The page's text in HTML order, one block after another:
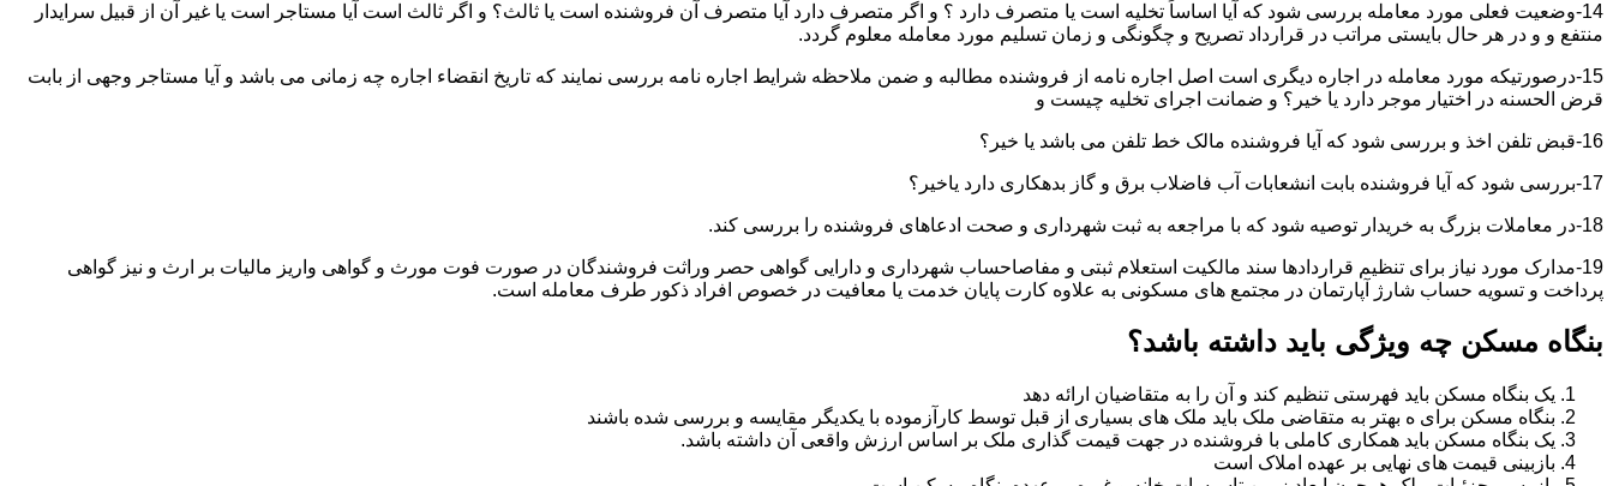
14-وضعیت فعلی مورد معامله بررسی شود که آیا اساساً تخلیه است یا متصرف دارد ؟ و اگر متصرف دارد آیا متصرف آن فروشنده است یا ثالث؟ و اگر ثالث است آیا مستاجر است یا غیر آن از قبیل سرایدار
منتفع و و در هر حال بایستی مراتب در قرارداد تصریح و چگونگی و زمان تسلیم مورد معامله معلوم گردد.
15-درصورتیکه مورد معامله در اجاره دیگری است اصل اجاره نامه از فروشنده مطالبه و ضمن ملاحظه شرایط اجاره نامه بررسی نمایند که تاریخ انقضاء اجاره چه زمانی می باشد و آیا مستاجر وجهی از بابت
قرض الحسنه در اختیار موجر دارد یا خیر؟ و ضمانت اجرای تخلیه چیست و
16-قبض تلفن اخذ و بررسی شود که آیا فروشنده مالک خط تلفن می باشد یا خیر؟
17-بررسی شود که آیا فروشنده بابت انشعابات آب فاضلاب برق و گاز بدهکاری دارد یاخیر؟
18-در معاملات بزرگ به خریدار توصیه شود که با مراجعه به ثبت شهرداری و صحت ادعاهای فروشنده را بررسی کند.
19-مدارک مورد نیاز برای تنظیم قراردادها سند مالکیت استعلام ثبتی و مفاصاحساب شهرداری و دارایی گواهی حصر وراثت فروشندگان در صورت فوت مورث و گواهی واریز مالیات بر ارث و نیز گواهی
پرداخت و تسویه حساب شارژ آپارتمان در مجتمع های مسکونی به علاوه کارت پایان خدمت یا معافیت در خصوص افراد ذکور طرف معامله است.
بنگاه مسکن چه ویژگی باید داشته باشد؟
یک بنگاه مسکن باید فهرستی تنظیم کند و آن را به متقاضیان ارائه دهد
بنگاه مسکن برای ه بهتر به متقاضی ملک باید ملک های بسیاری از قبل توسط کارآزموده با یکدیگر مقایسه و بررسی شده باشند
یک بنگاه مسکن باید همکاری کاملی با فروشنده در جهت قیمت گذاری ملک بر اساس ارزش واقعی آن داشته باشد.
بازبینی قیمت های نهایی بر عهده املاک است